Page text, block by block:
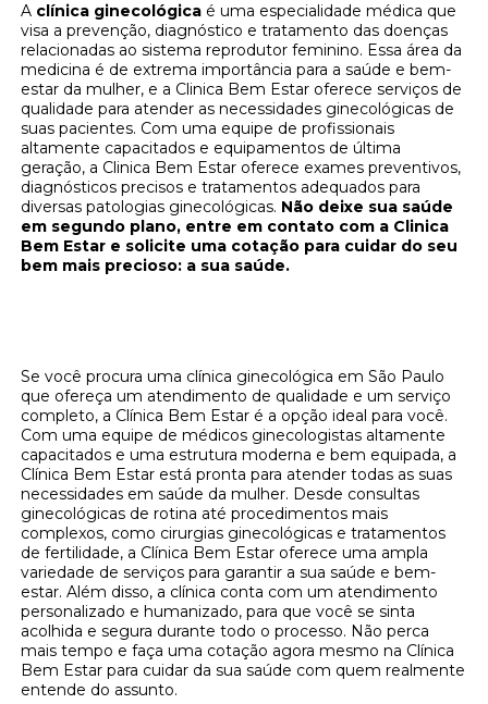
A clínica ginecológica é uma especialidade médica que
visa a prevenção, diagnóstico e tratamento das doenças
relacionadas ao sistema reprodutor feminino. Essa área da
medicina é de extrema importância para a saúde e bem-
estar da mulher, e a Clinica Bem Estar oferece serviços de
qualidade para atender as necessidades ginecológicas de
suas pacientes. Com uma equipe de profissionais
altamente capacitados e equipamentos de última
geração, a Clinica Bem Estar oferece exames preventivos,
diagnósticos precisos e tratamentos adequados para
diversas patologias ginecológicas. Não deixe sua saúde
em segundo plano, entre em contato com a Clinica
Bem Estar e solicite uma cotação para cuidar do seu
bem mais precioso: a sua saúde.
Se você procura uma clínica ginecológica em São Paulo
que ofereça um atendimento de qualidade e um serviço
completo, a Clínica Bem Estar é a opção ideal para você.
Com uma equipe de médicos ginecologistas altamente
capacitados e uma estrutura moderna e bem equipada, a
Clínica Bem Estar está pronta para atender todas as suas
necessidades em saúde da mulher. Desde consultas
ginecológicas de rotina até procedimentos mais
complexos, como cirurgias ginecológicas e tratamentos
de fertilidade, a Clínica Bem Estar oferece uma ampla
variedade de serviços para garantir a sua saúde e bem-
estar. Além disso, a clínica conta com um atendimento
personalizado e humanizado, para que você se sinta
acolhida e segura durante todo o processo. Não perca
mais tempo e faça uma cotação agora mesmo na Clínica
Bem Estar para cuidar da sua saúde com quem realmente
entende do assunto.